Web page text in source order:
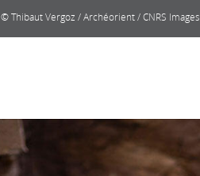
Thibaut Vergoz / Archéorient / CNRS Images